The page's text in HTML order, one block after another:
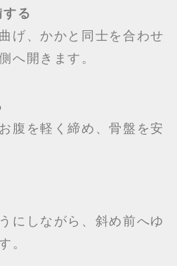
る
げ、かかと同士を合わせ
へ開きます。
腹を軽く締め、骨盤を安
にしながら、斜め前へゆ
。